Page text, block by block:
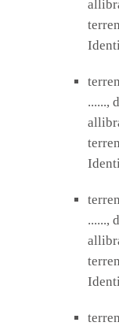
......,
......,